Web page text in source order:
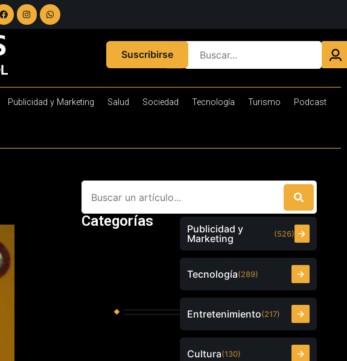
Suscribirse
Publicidad y Marketing Salud Sociedad Tecnología Turismo Podcast
Categorías
Publicidad y
Marketing
(526)
Tecnología(289)
Entretenimiento(217)
Cultura(130)